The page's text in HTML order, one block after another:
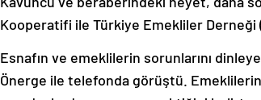
Kooperatifi ile Türkiye Emekliler Derneği
Önerge ile telefonda görüştü.
meydanlarda araması gerektiğini belirten